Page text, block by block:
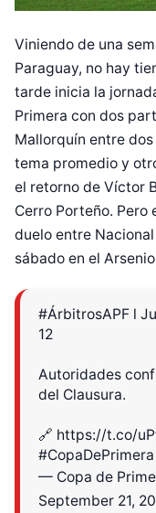
Viniendo de una
Paraguay, no hay
tarde inicia la
Primera con dos
Mallorquín entre
tema promedio y
el retorno de Víctor
Cerro Porteño.
duelo entre
sábado en el
#ÁrbitrosAPF l
12
Autoridades
del Clausura.
🔗 https://t.co/
#CopaDePrimera
— Copa de
September 21,